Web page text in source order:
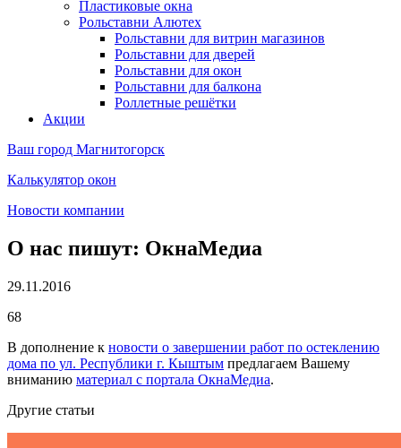
Пластиковые окна
Рольставни Алютех
Рольставни для витрин магазинов
Рольставни для дверей
Рольставни для окон
Рольставни для балкона
Роллетные решётки
Акции
Ваш город Магнитогорск
Калькулятор окон
Новости компании
О нас пишут: ОкнаМедиа
29.11.2016
68
В дополнение к новости о завершении работ по остеклению
дома по ул. Республики г. Кыштым предлагаем Вашему
вниманию материал с портала ОкнаМедиа.
Другие статьи